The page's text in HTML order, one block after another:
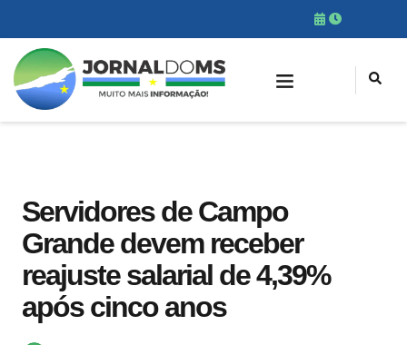
Servidores de Campo
Grande devem receber
reajuste salarial de 4,39%
após cinco anos